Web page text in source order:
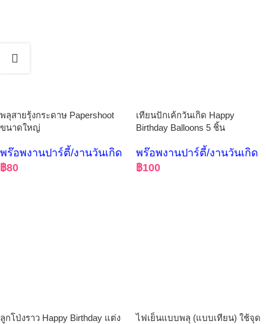
พลุสายรุ้งกระดาษ Papershoot
ขนาดใหญ่
พร๊อพงานปาร์ตี้/งานวันเกิด
฿80
เทียนปักเค้กวันเกิด Happy
Birthday Balloons 5 ชิ้น
พร๊อพงานปาร์ตี้/งานวันเกิด
฿100
ลูกโป่งราว Happy Birthday แต่ง
ไฟเย็นแบบพลุ (แบบเทียน) ใช้จุด